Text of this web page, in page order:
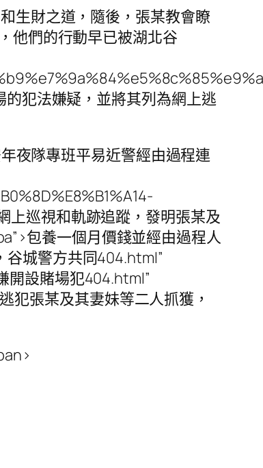
生財之道，隨後，張某教會瞭
他們的行動早已被湖北谷
犯法嫌疑，並將其列為網上逃
夜隊專班平易近警經由過程連
上巡視和軌跡追蹤，發明張某及
包養一個月價錢並經由過程人
城警方共同404.html”
設賭場犯404.html”
張某及其妻妹等二人抓獲，